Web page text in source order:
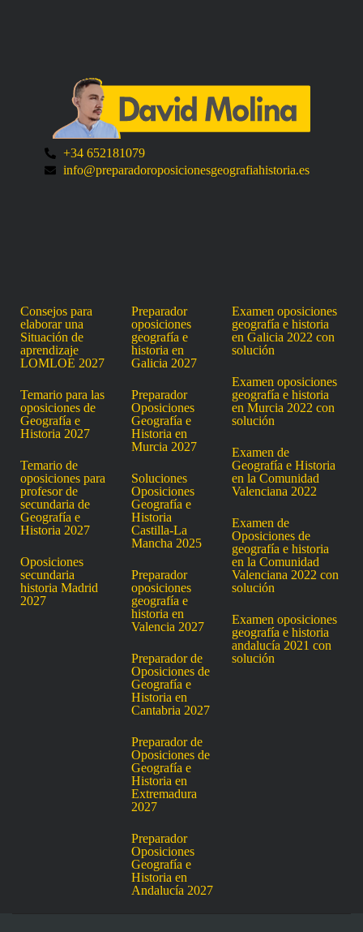
+34 652181079
info@preparadoroposicionesgeografiahistoria.es
Consejos para
elaborar una
Situación de
aprendizaje
LOMLOE 2027
Temario para las
oposiciones de
Geografía e
Historia 2027
Temario de
oposiciones para
profesor de
secundaria de
Geografía e
Historia 2027
Oposiciones
secundaria
historia Madrid
2027
Preparador
oposiciones
geografía e
historia en
Galicia 2027
Preparador
Oposiciones
Geografía e
Historia en
Murcia 2027
Soluciones
Oposiciones
Geografía e
Historia
Castilla-La
Mancha 2025
Preparador
oposiciones
geografía e
historia en
Valencia 2027
Preparador de
Oposiciones de
Geografía e
Historia en
Cantabria 2027
Preparador de
Oposiciones de
Geografía e
Historia en
Extremadura
2027
Preparador
Oposiciones
Geografía e
Historia en
Andalucía 2027
Examen oposiciones
geografía e historia
en Galicia 2022 con
solución
Examen oposiciones
geografía e historia
en Murcia 2022 con
solución
Examen de
Geografía e Historia
en la Comunidad
Valenciana 2022
Examen de
Oposiciones de
geografía e historia
en la Comunidad
Valenciana 2022 con
solución
Examen oposiciones
geografía e historia
andalucía 2021 con
solución